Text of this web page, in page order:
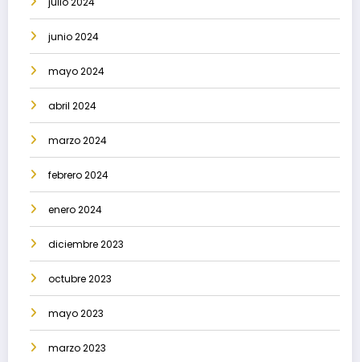
junio 2024
mayo 2024
abril 2024
marzo 2024
febrero 2024
enero 2024
diciembre 2023
octubre 2023
mayo 2023
marzo 2023